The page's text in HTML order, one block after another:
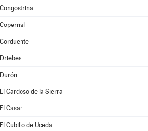
Congostrina
Copernal
Corduente
Driebes
Durón
El Cardoso de la Sierra
El Casar
El Cubillo de Uceda